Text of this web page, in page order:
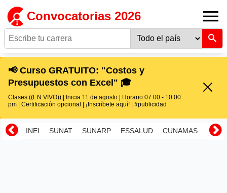
Convocatorias 2026
📢 Curso GRATUITO: "Costos y
Presupuestos con Excel" 🎓
Clases ((EN VIVO)) | Inicia 11 de agosto | Horario 07:00 - 10:00
pm | Certificación opcional | ¡Inscríbete aquí! | #publicidad
INEI SUNAT SUNARP ESSALUD CUNAMAS